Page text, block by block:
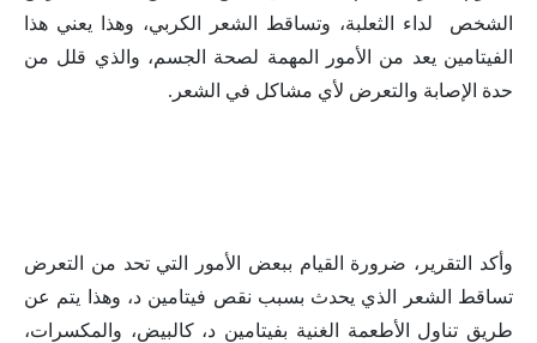
الشخص لداء الثعلبة، وتساقط الشعر الكربي، وهذا يعني هذا
الفيتامين يعد من الأمور المهمة لصحة الجسم، والذي قلل من
حدة الإصابة والتعرض لأي مشاكل في الشعر.
وأكد التقرير، ضرورة القيام ببعض الأمور التي تحد من التعرض
تساقط الشعر الذي يحدث بسبب نقص فيتامين د، وهذا يتم عن
طريق تناول الأطعمة الغنية بفيتامين د، كالبيض، والمكسرات،